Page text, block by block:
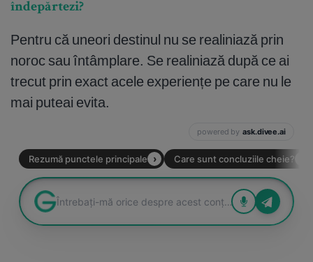
îndepărtezi?
Pentru că uneori destinul nu se realiniază prin
noroc sau întâmplare. Se realiniază după ce ai
trecut prin exact acele experiențe pe care nu le
mai puteai evita.